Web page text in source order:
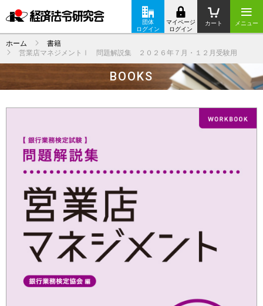
メニュー
カート
マイページ
ログイン
団体
ログイン
ホーム
書籍
営業店マネジメントⅠ 問題解説集 ２０２６年７月・１２月受験用
BOOKS